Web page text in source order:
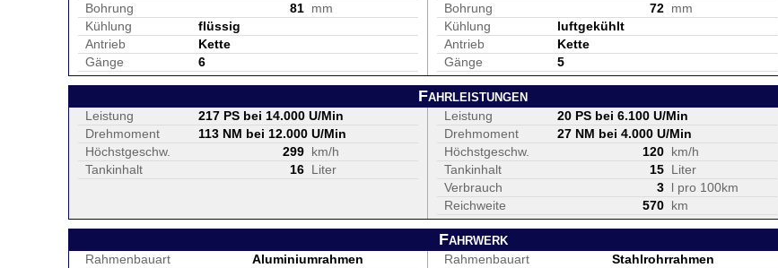
Bohrung
81 mm
Kühlung
flüssig
Antrieb
Kette
Gänge
6
Bohrung
72 mm
Kühlung
luftgekühlt
Antrieb
Kette
Gänge
5
Fahrleistungen
Leistung
217 PS bei 14.000 U/Min
Drehmoment
113 NM bei 12.000 U/Min
Höchstgeschw.
299 km/h
Tankinhalt
16 Liter
Leistung
20 PS bei 6.100 U/Min
Drehmoment
27 NM bei 4.000 U/Min
Höchstgeschw.
120 km/h
Tankinhalt
15 Liter
Verbrauch
3 l pro 100km
Reichweite
570 km
Fahrwerk
Rahmenbauart
Aluminiumrahmen
Rahmenbauart
Stahlrohrrahmen